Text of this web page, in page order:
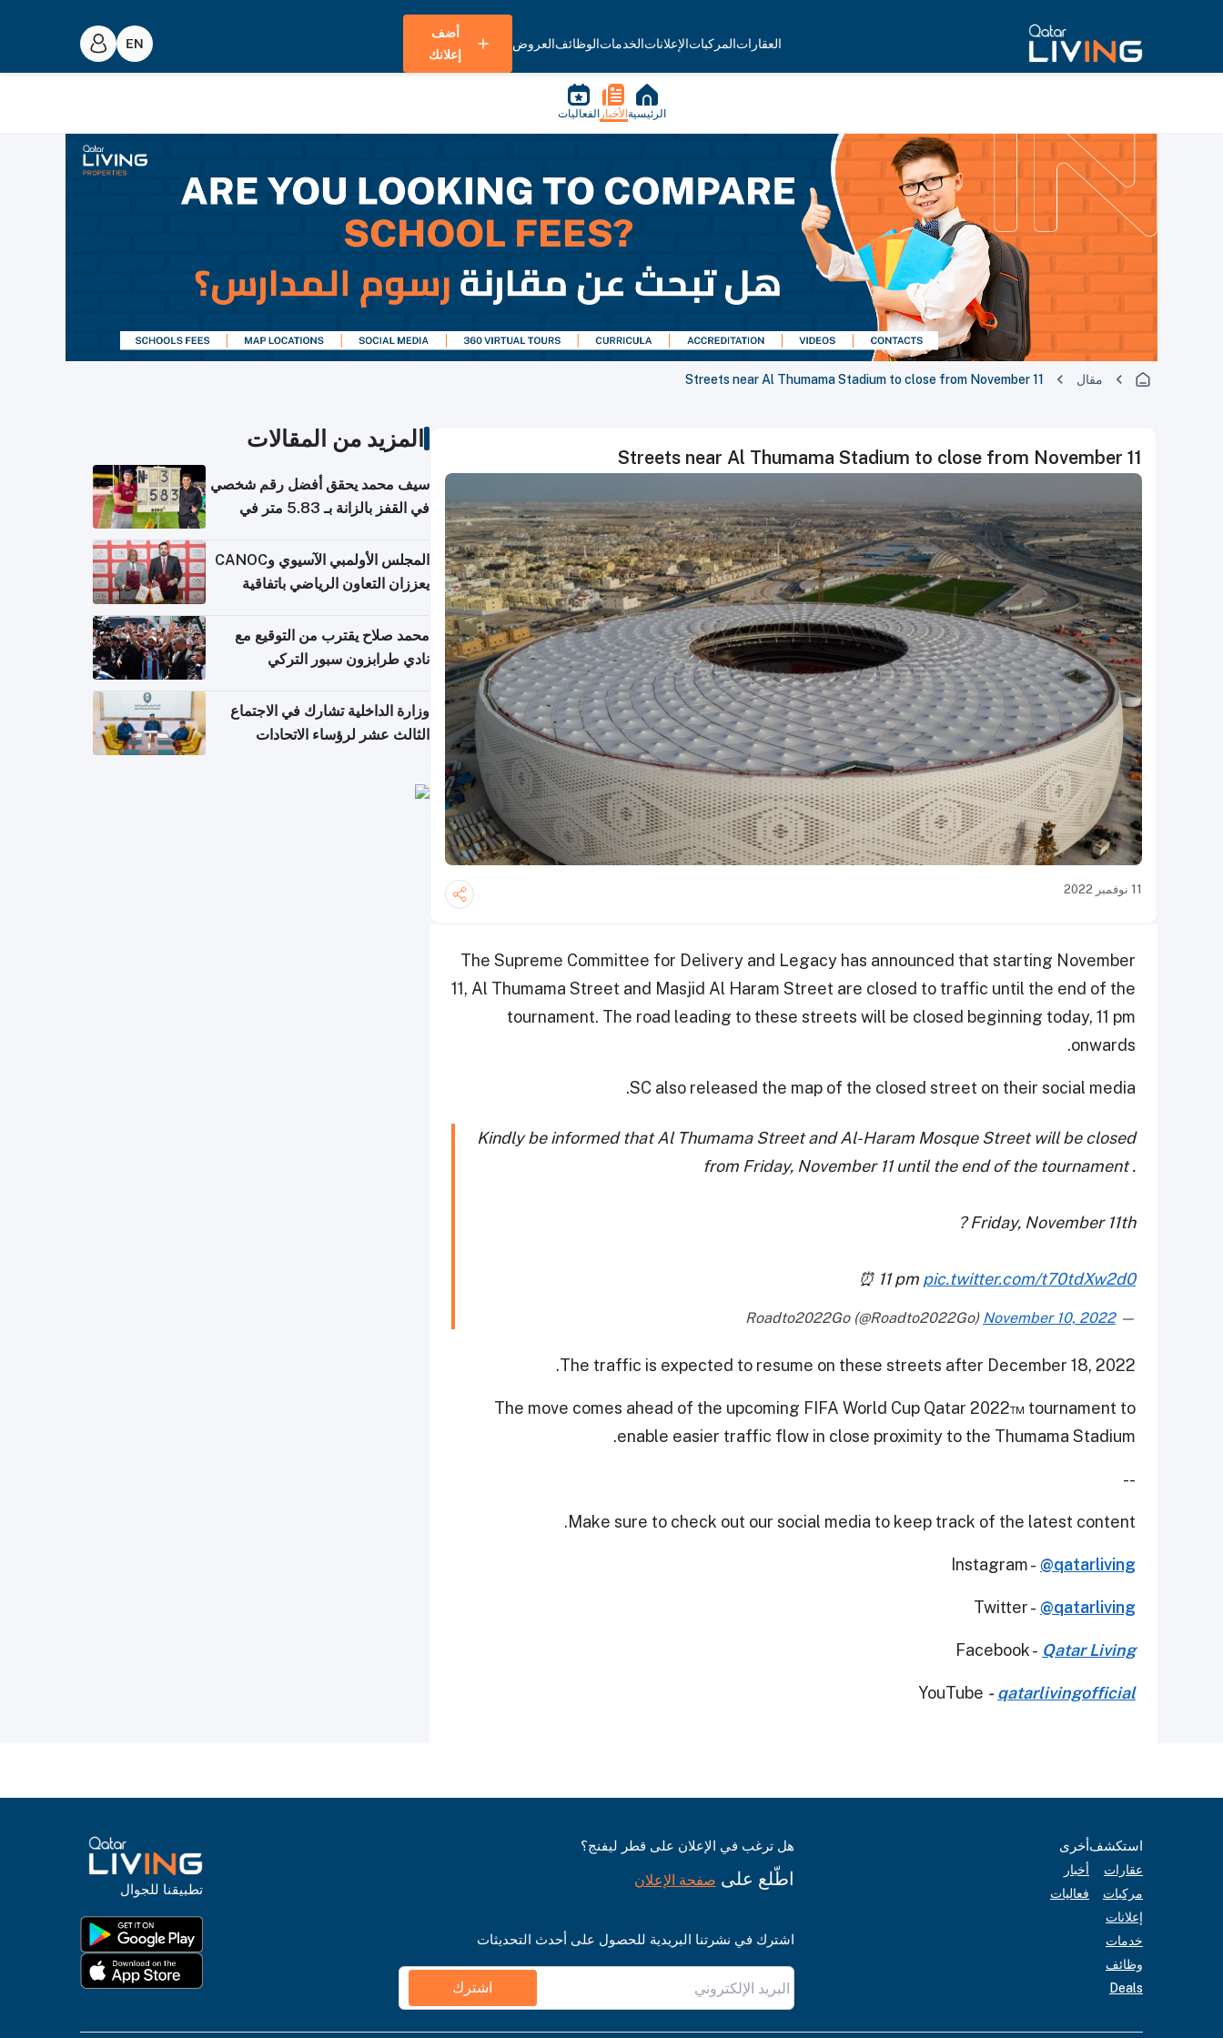
العقاراتالمركباتالإعلاناتالخدماتالوظائفالعروض
أضف
إعلانك
الرئيسية الأخبار الفعاليات
مقال Streets near Al Thumama Stadium to close from November 11
Streets near Al Thumama Stadium to close from November 11
11 نوفمبر 2022
The Supreme Committee for Delivery and Legacy has announced that starting November
11, Al Thumama Street and Masjid Al Haram Street are closed to traffic until the end of the
tournament. The road leading to these streets will be closed beginning today, 11 pm
onwards.
SC also released the map of the closed street on their social media.
Kindly be informed that Al Thumama Street and Al-Haram Mosque Street will be closed
from Friday, November 11 until the end of the tournament .
?️ Friday, November 11th
⏰ 11 pm pic.twitter.com/t70tdXw2d0
— Roadto2022Go (@Roadto2022Go)
November 10, 2022
The traffic is expected to resume on these streets after December 18, 2022.
The move comes ahead of the upcoming FIFA World Cup Qatar 2022™ tournament to
enable easier traffic flow in close proximity to the Thumama Stadium.
--
Make sure to check out our social media to keep track of the latest content.
Instagram - @qatarliving
Twitter - @qatarliving
Facebook - Qatar Living
YouTube - qatarlivingofficial
المزيد من المقالات
سيف محمد يحقق أفضل رقم شخصي
في القفز بالزانة بـ 5.83 متر في
المجلس الأولمبي الآسيوي وCANOC
يعززان التعاون الرياضي باتفاقية
محمد صلاح يقترب من التوقيع مع
نادي طرابزون سبور التركي
وزارة الداخلية تشارك في الاجتماع
الثالث عشر لرؤساء الاتحادات
التعاون
استكشف
عقارات
مركبات
إعلانات
خدمات
وظائف
Deals
أخرى
أخبار
فعاليات
هل ترغب في الإعلان على قطر ليفنج؟
اطّلع على صفحة الإعلان
اشترك في نشرتنا البريدية للحصول على أحدث التحديثات
اشترك
تطبيقنا للجوال